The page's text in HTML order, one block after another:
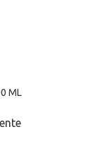
ML